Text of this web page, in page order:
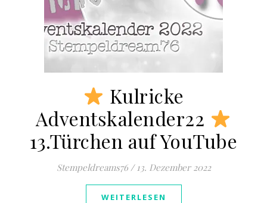
Kulricke
Adventskalender22
13.Türchen auf YouTube
Stempeldreams76 / 13. Dezember 2022
WEITERLESEN